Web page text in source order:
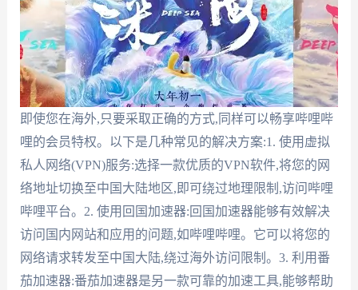
即使您在海外,只要采取正确的方式,同样可以畅享哔哩哔
哩的会员特权。以下是几种常见的解决方案:1. 使用虚拟
私人网络(VPN)服务:选择一款优质的VPN软件,将您的网
络地址切换至中国大陆地区,即可绕过地理限制,访问哔哩
哔哩平台。2. 使用回国加速器:回国加速器能够有效解决
访问国内网站和应用的问题,如哔哩哔哩。它可以将您的
网络请求转发至中国大陆,绕过海外访问限制。3. 利用番
茄加速器:番茄加速器是另一款可靠的加速工具,能够帮助